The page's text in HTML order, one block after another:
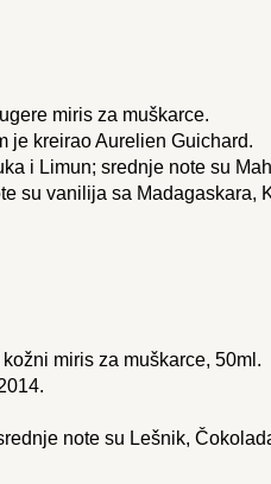
miris za muškarce.
je kreirao Aurelien Guichard.
i Limun; srednje note su
su vanilija sa Madagaskara,
miris za muškarce, 50ml.
note su Lešnik,